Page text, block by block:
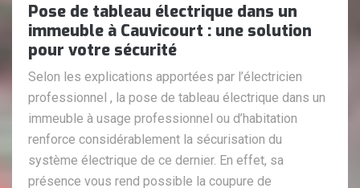
Pose de tableau électrique dans un
immeuble à Cauvicourt : une solution
pour votre sécurité
Selon les explications apportées par l’électricien
professionnel , la pose de tableau électrique dans un
immeuble à usage professionnel ou d’habitation
renforce considérablement la sécurisation du
système électrique de ce dernier. En effet, sa
présence vous rend possible la coupure de